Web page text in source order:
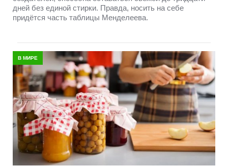
дней без единой стирки. Правда, носить на себе
придётся часть таблицы Менделеева.
В МИРЕ